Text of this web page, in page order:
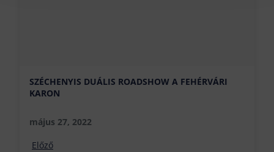
SZÉCHENYIS DUÁLIS ROADSHOW A FEHÉRVÁRI
KARON
május 27, 2022
Előző